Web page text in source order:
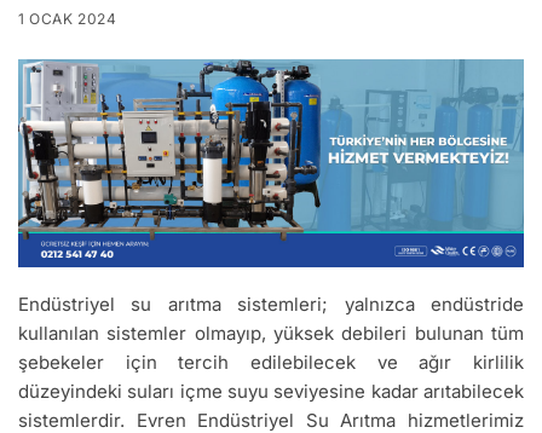
1 OCAK 2024
Endüstriyel su arıtma sistemleri; yalnızca endüstride
kullanılan sistemler olmayıp, yüksek debileri bulunan tüm
şebekeler için tercih edilebilecek ve ağır kirlilik
düzeyindeki suları içme suyu seviyesine kadar arıtabilecek
sistemlerdir. Evren Endüstriyel Su Arıtma hizmetlerimiz